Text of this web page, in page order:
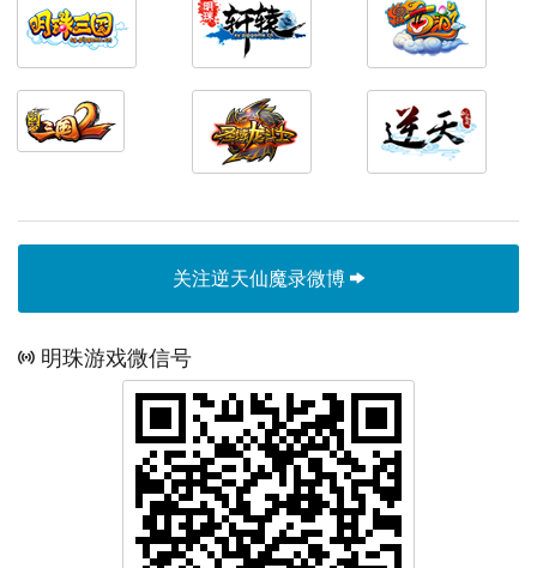
关注逆天仙魔录微博
明珠游戏微信号